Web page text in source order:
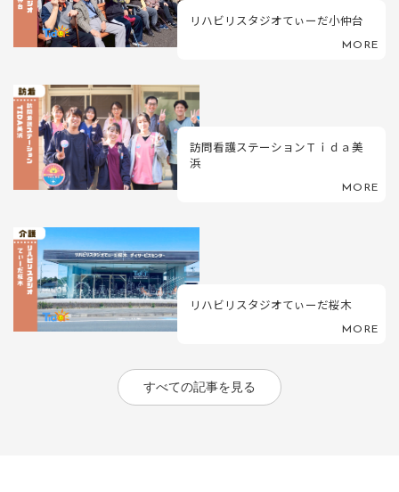
リハビリスタジオてぃーだ小仲台
MORE
訪問看護ステーションＴｉｄａ美
浜
MORE
リハビリスタジオてぃーだ桜木
MORE
すべての記事を見る